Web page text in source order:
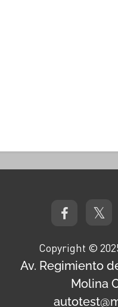
Copyright ©
Av. Regimiento
Molina